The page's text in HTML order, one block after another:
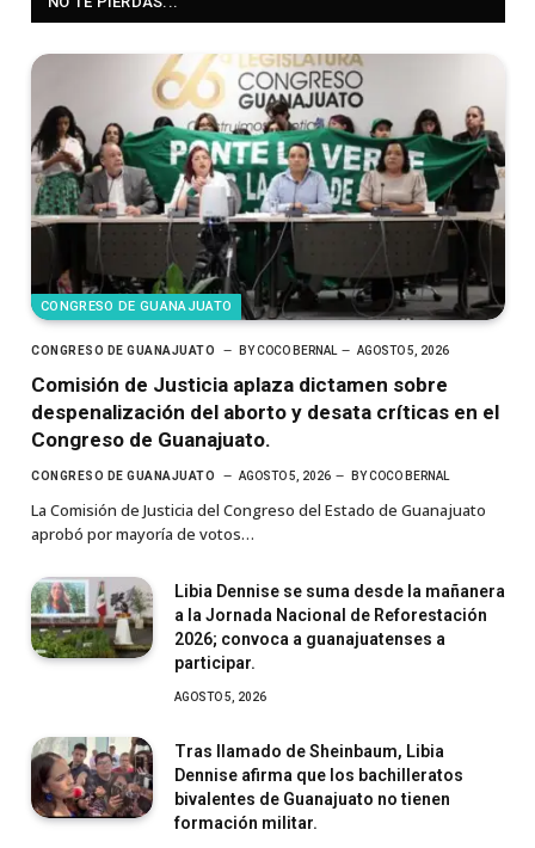
CONGRESO DE GUANAJUATO
CONGRESO DE GUANAJUATO BYCOCO BERNAL AGOSTO 5, 2026
Comisión de Justicia aplaza dictamen sobre
despenalización del aborto y desata críticas en el
Congreso de Guanajuato.
CONGRESO DE GUANAJUATO AGOSTO 5, 2026 BYCOCO BERNAL
La Comisión de Justicia del Congreso del Estado de Guanajuato
aprobó por mayoría de votos…
Libia Dennise se suma desde la mañanera
a la Jornada Nacional de Reforestación
2026; convoca a guanajuatenses a
participar.
AGOSTO 5, 2026
Tras llamado de Sheinbaum, Libia
Dennise afirma que los bachilleratos
bivalentes de Guanajuato no tienen
formación militar.